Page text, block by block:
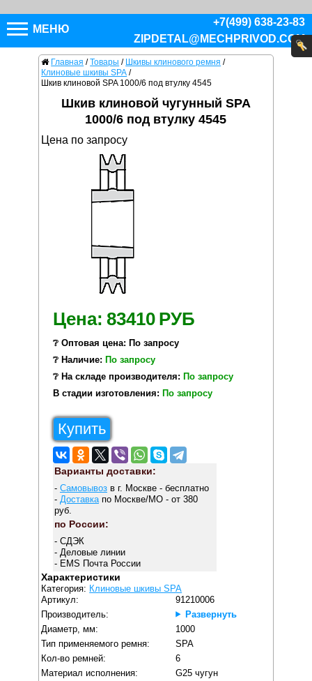
МЕНЮ
+7(499) 638-23-83
ZIPDETAL@MECHPRIVOD.COM
Главная / Товары / Шкивы клинового ремня /
Клиновые шкивы SPA /
Шкив клиновой SPA 1000/6 под втулку 4545
Шкив клиновой чугунный SPA
1000/6 под втулку 4545
Цена по запросу
Цена: 83410 РУБ
❔ Оптовая цена: По запросу
❔ Наличие: По запросу
❔ На складе производителя: По запросу
В стадии изготовления: По запросу
Купить
Варианты доставки:
- Самовывозв г. Москве - бесплатно
- Доставкапо Москве/МО - от 380
руб.
по России:
- СДЭК
- Деловые линии
- EMS Почта России
Характеристики
Категория: Клиновые шкивы SPA
Артикул:
91210006
Производитель:
Развернуть
Диаметр, мм:
1000
Тип применяемого ремня:
SPA
Кол-во ремней:
6
Материал исполнения:
G25 чугун